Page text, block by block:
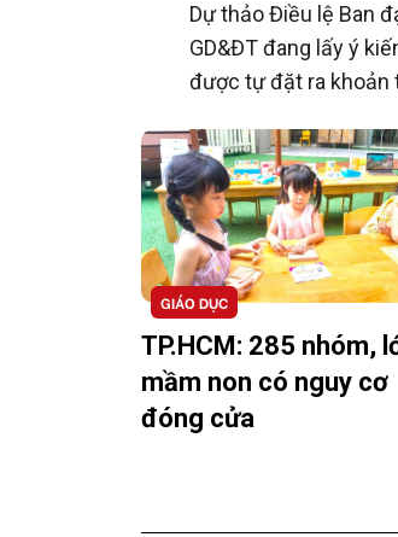
Dự thảo Điều lệ Ban
GD&ĐT đang lấy ý
được tự đặt ra khoản
hưởng đến quyền lợi
rộng vai trò giám sát,
với nhà trường.
GIÁO DỤC
TP.HCM: 285 nhóm,
mầm non có nguy cơ
đóng cửa